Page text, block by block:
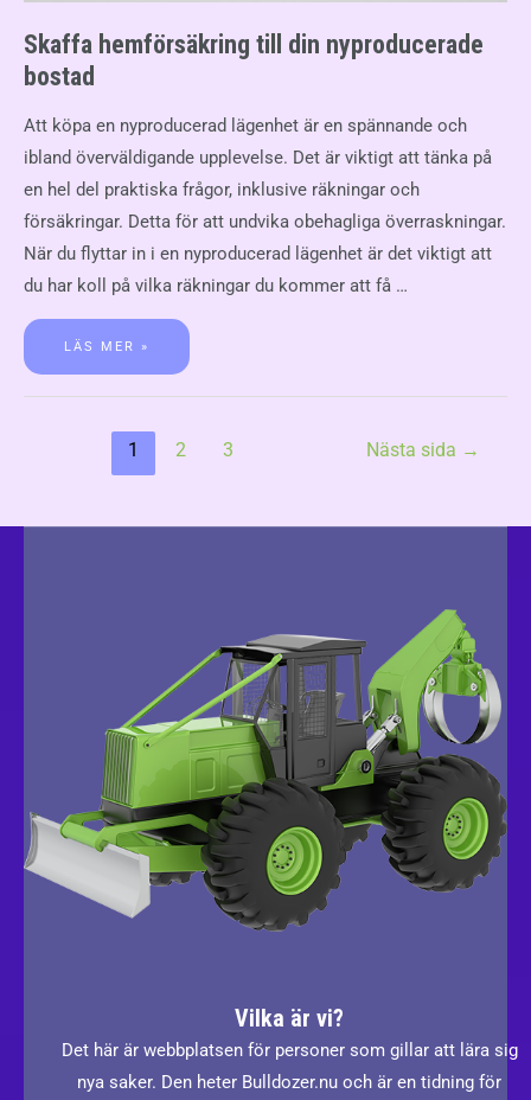
Skaffa hemförsäkring till din nyproducerade
bostad
Att köpa en nyproducerad lägenhet är en spännande och
ibland överväldigande upplevelse. Det är viktigt att tänka på
en hel del praktiska frågor, inklusive räkningar och
försäkringar. Detta för att undvika obehagliga överraskningar.
När du flyttar in i en nyproducerad lägenhet är det viktigt att
du har koll på vilka räkningar du kommer att få …
LÄS MER »
1 2 3 Nästa sida →
Vilka är vi?
Det här är webbplatsen för personer som gillar att lära sig
nya saker. Den heter Bulldozer.nu och är en tidning för